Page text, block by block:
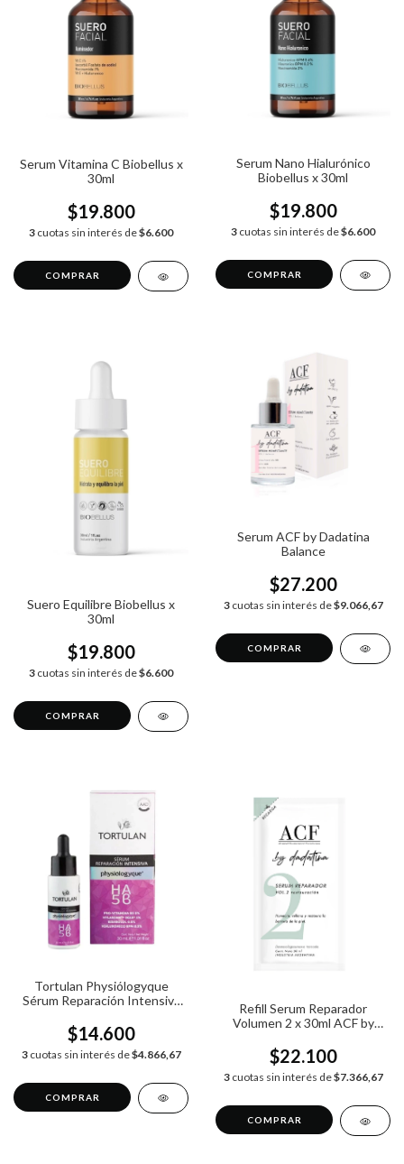
Serum Vitamina C Biobellus x
30ml
$19.800
3 cuotas sin interés de$6.600
Serum Nano Hialurónico
Biobellus x 30ml
$19.800
3 cuotas sin interés de$6.600
Suero Equilibre Biobellus x
30ml
$19.800
3 cuotas sin interés de$6.600
Serum ACF by Dadatina
Balance
$27.200
3 cuotas sin interés de$9.066,67
Tortulan Physiólogyque
Sérum Reparación Intensiva
$14.600
3 cuotas sin interés de$4.866,67
Refill Serum Reparador
Volumen 2 x 30ml ACF by
$22.100
3 cuotas sin interés de$7.366,67